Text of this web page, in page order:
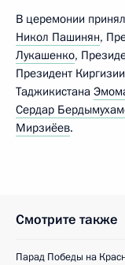
В церемонии
Никол Пашинян,
Лукашенко,
Президент Киргизии
Таджикистана
Сердар
Мирзиёев.
Смотрите также
Парад Победы на